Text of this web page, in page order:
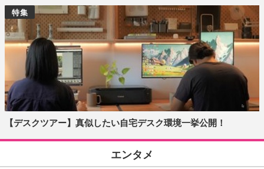
特集
【デスクツアー】真似したい自宅デスク環境一挙公開！
エンタメ